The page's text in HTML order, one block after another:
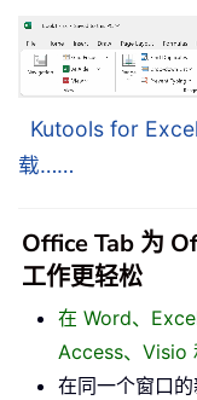
Kutools for
载……
Office Tab 为
工作更轻松
在 Word、
Access、Visio
在同一个窗口